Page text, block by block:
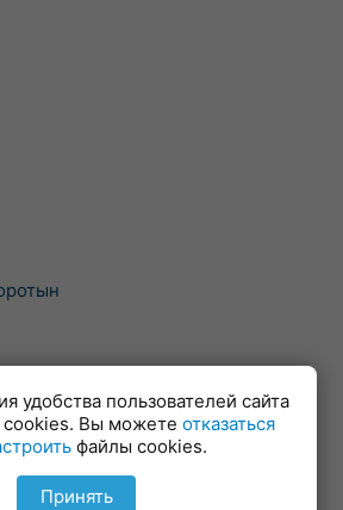
удобства пользователей сайта
cookies. Вы можете отказаться
файлы cookies.
Принять